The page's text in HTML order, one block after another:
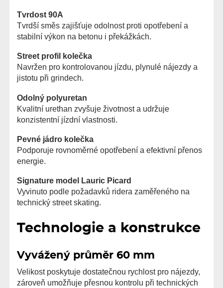
Tvrdost 90A
Tvrdší směs zajišťuje odolnost proti opotřebení a
stabilní výkon na betonu i překážkách.
Street profil kolečka
Navržen pro kontrolovanou jízdu, plynulé nájezdy a
jistotu při grindech.
Odolný polyuretan
Kvalitní urethan zvyšuje životnost a udržuje
konzistentní jízdní vlastnosti.
Pevné jádro kolečka
Podporuje rovnoměrné opotřebení a efektivní přenos
energie.
Signature model Lauric Picard
Vyvinuto podle požadavků ridera zaměřeného na
technický street skating.
Technologie a konstrukce
Vyvážený průměr 60 mm
Velikost poskytuje dostatečnou rychlost pro nájezdy,
zároveň umožňuje přesnou kontrolu při technických